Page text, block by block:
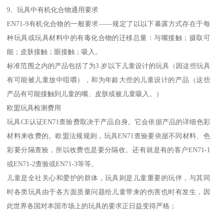
9、玩具中有机化合物通用要求
EN71-9有机化合物的一般要求——规定了以以下暴露方式存在于每
种玩具或玩具材料中的有毒化合物的迁移总量：与嘴接触；摄取可
能；皮肤接触；眼接触；吸入。
标准范围之内的产品包括了为3 岁以下儿童设计的玩具（因这些玩具
有可能被儿童放中咀嚼），和为年龄大些的儿童设计的产品（这些
产品有可能接触到儿童的嘴、皮肤或被儿童吸入。）
欧盟玩具检测费用
玩具CE认证EN71查验费取决于产品自身。它会依据产品的详细色彩
材料来收费的。欧盟法规规则，玩具EN71查验要依据不同材料、色
彩要分隔查验，所以收费也是要分隔收。还有就是有的客户EN71-1
或EN71-2查验或EN71-3等等。
儿童是全社关心和爱护的群体，玩具则是儿童重要的玩伴，与其同
时各类玩具由于各方面质量问题给儿童带来的伤害也时有发生，因
此世界各国对本国市场上的玩具的要求正日益变得严格；